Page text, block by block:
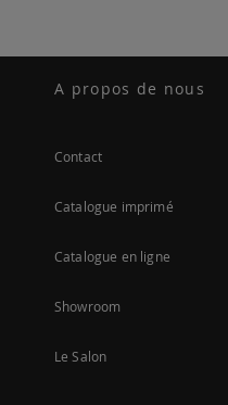
A propos de nous
Contact
Catalogue imprimé
Catalogue en ligne
Showroom
Le Salon